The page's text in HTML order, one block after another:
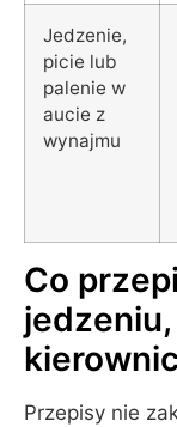
Jedzenie,
picie lub
palenie w
aucie z
wynajmu
Co
Przepisy nie